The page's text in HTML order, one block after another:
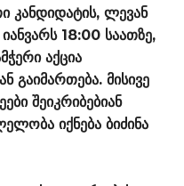
კანდიდატის, ლევან
18:00 საათზე,
აქცია
გაიმართება. მისივე
შეიკრიბებიან
იქნება ბიძინა